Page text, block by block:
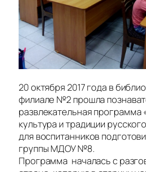
20 октября 2017 года в
филиале №2 прошла
развлекательная программа
культура и традиции
для воспитанников
группы МДОУ №8.
Программа началась с